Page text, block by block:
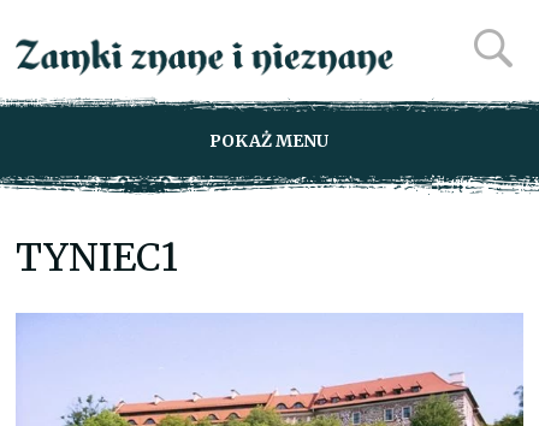
POKAŻ MENU
TYNIEC1